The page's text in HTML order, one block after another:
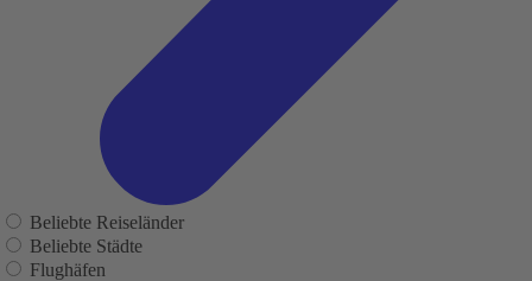
Beliebte Reiseländer
Beliebte Städte
Flughäfen